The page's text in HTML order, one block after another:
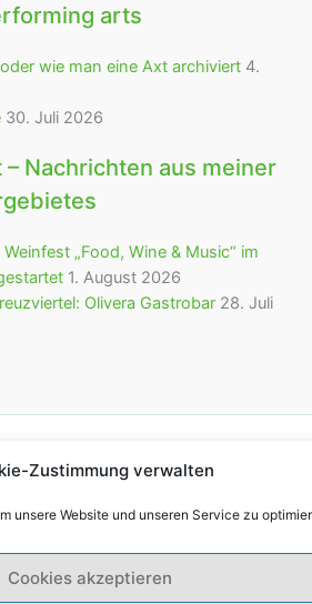
Zustimmung verwalten
unsere Website und unseren Service zu
Cookies akzeptieren
arts
wie man eine Axt archiviert 4.
30. Juli 2026
Nachrichten aus meiner
„Food, Wine & Music“ im
1. August 2026
Olivera Gastrobar 28. Juli
© 2026 bürofürvieles